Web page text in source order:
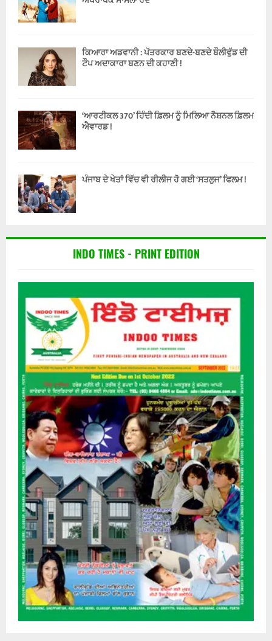
ਕਿਆਰਾ ਅਡਵਾਨੀ : ਪੱਤਰਕਾਰ ਬਣਦੇ-ਬਣਦੇ ਬੌਲੀਵੁੱਡ ਦੀ
ਟੌਪ ਅਦਾਕਾਰਾ ਬਣਨ ਦੀ ਕਹਾਣੀ !
‘ਆਰਟੀਕਲ 370’ ਹਿੰਦੀ ਫ਼ਿਲਮ ਨੂੰ ਮਿਲਿਆ ਨੈਸ਼ਨਲ ਫ਼ਿਲਮ
ਐਵਾਰਡ !
ਪੰਜਾਬ ਦੇ ਖੇਤਾਂ ਵਿੱਚ ਵੀ ਰੀਲੀਜ ਹੋ ਗਈ ‘ਸਤਲੁਜ’ ਫਿਲਮ !
INDO TIMES - PRINT EDITION